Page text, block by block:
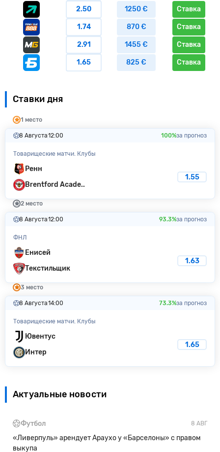
2.50 1250 € Ставка
1.74 870 € Ставка
2.91 1455 € Ставка
1.65 825 € Ставка
Ставки дня
1 место
8 Августа12:00 100%за прогноз
Товарищеские матчи. Клубы
Ренн
Brentford Acade..
1.55
2 место
8 Августа12:00 93.3%за прогноз
ФНЛ
Енисей
Текстильщик
1.63
3 место
8 Августа14:00 73.3%за прогноз
Товарищеские матчи. Клубы
Ювентус
Интер
1.65
Актуальные новости
8 АВГ
Футбол
«Ливерпуль» арендует Араухо у «Барселоны» с правом
выкупа